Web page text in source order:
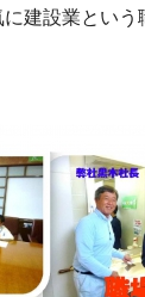
に建設業とい